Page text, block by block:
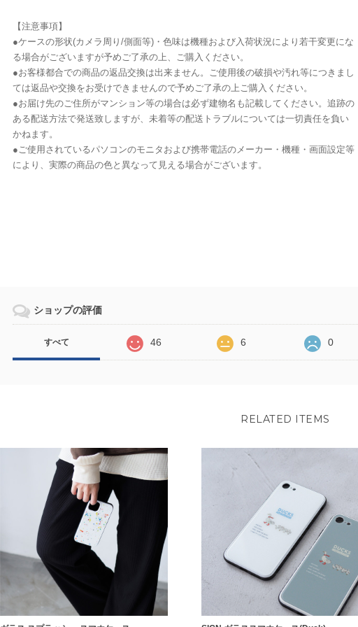
【注意事項】
●ケースの形状(カメラ周り/側面等)・色味は機種および入荷状況により若干変更にな
る場合がございますが予めご了承の上、ご購入ください。
●お客様都合での商品の返品交換は出来ません。ご使用後の破損や汚れ等につきまし
ては返品や交換をお受けできませんので予めご了承の上ご購入ください。
●お届け先のご住所がマンション等の場合は必ず建物名も記載してください。追跡の
ある配送方法で発送致しますが、未着等の配送トラブルについては一切責任を負い
かねます。
●ご使用されているパソコンのモニタおよび携帯電話のメーカー・機種・画面設定等
により、実際の商品の色と異なって見える場合がございます。
ショップの評価
すべて 46 6 0
RELATED ITEMS